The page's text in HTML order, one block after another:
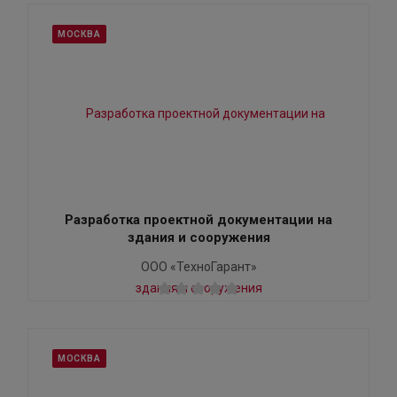
МОСКВА
Разработка проектной документации на
здания и сооружения
ООО «ТехноГарант»
МОСКВА